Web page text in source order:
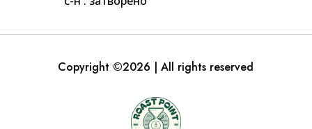
Copyright ©2026 | All rights reserved